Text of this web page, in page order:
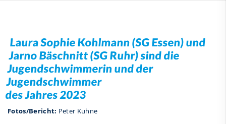
Laura Sophie Kohlmann (SG Essen) und
Jarno Bäschnitt (SG Ruhr) sind die
Jugendschwimmerin und der
Jugendschwimmer
des Jahres 2023
Fotos/Bericht: Peter Kuhne